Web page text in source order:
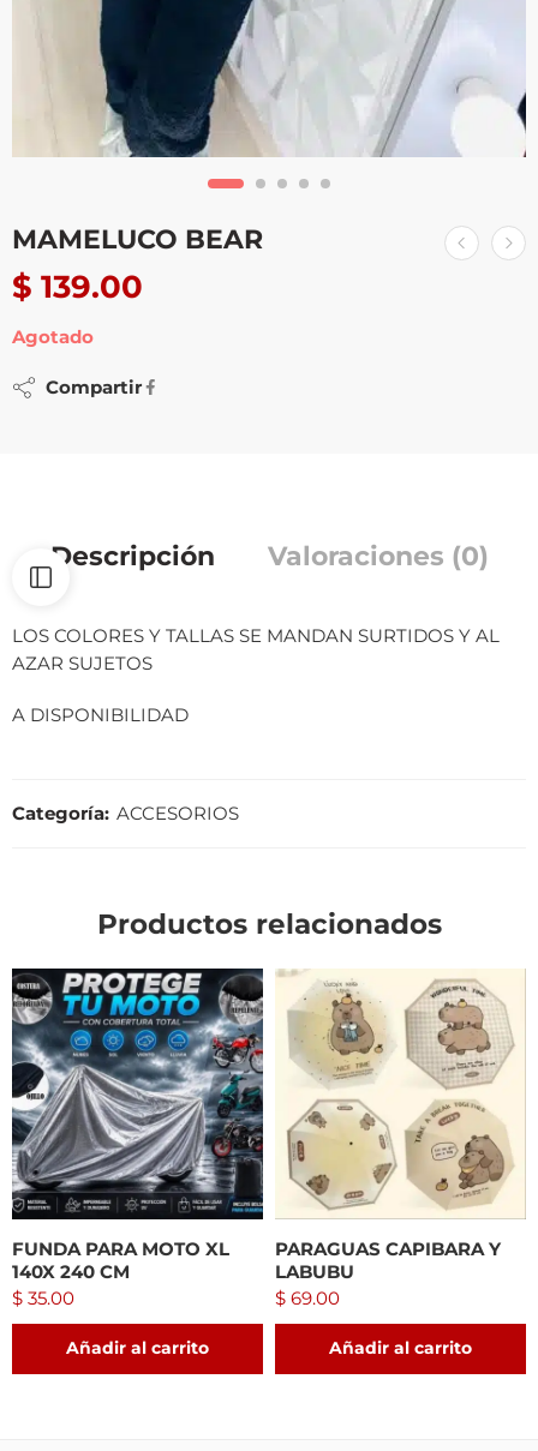
MAMELUCO BEAR
$ 139.00
Agotado
Compartir
Descripción Valoraciones (0)
LOS COLORES Y TALLAS SE MANDAN SURTIDOS Y AL
AZAR SUJETOS
A DISPONIBILIDAD
Categoría: ACCESORIOS
Productos relacionados
FUNDA PARA MOTO XL
140X 240 CM
$ 35.00
Añadir al carrito
PARAGUAS CAPIBARA Y
LABUBU
$ 69.00
Añadir al carrito